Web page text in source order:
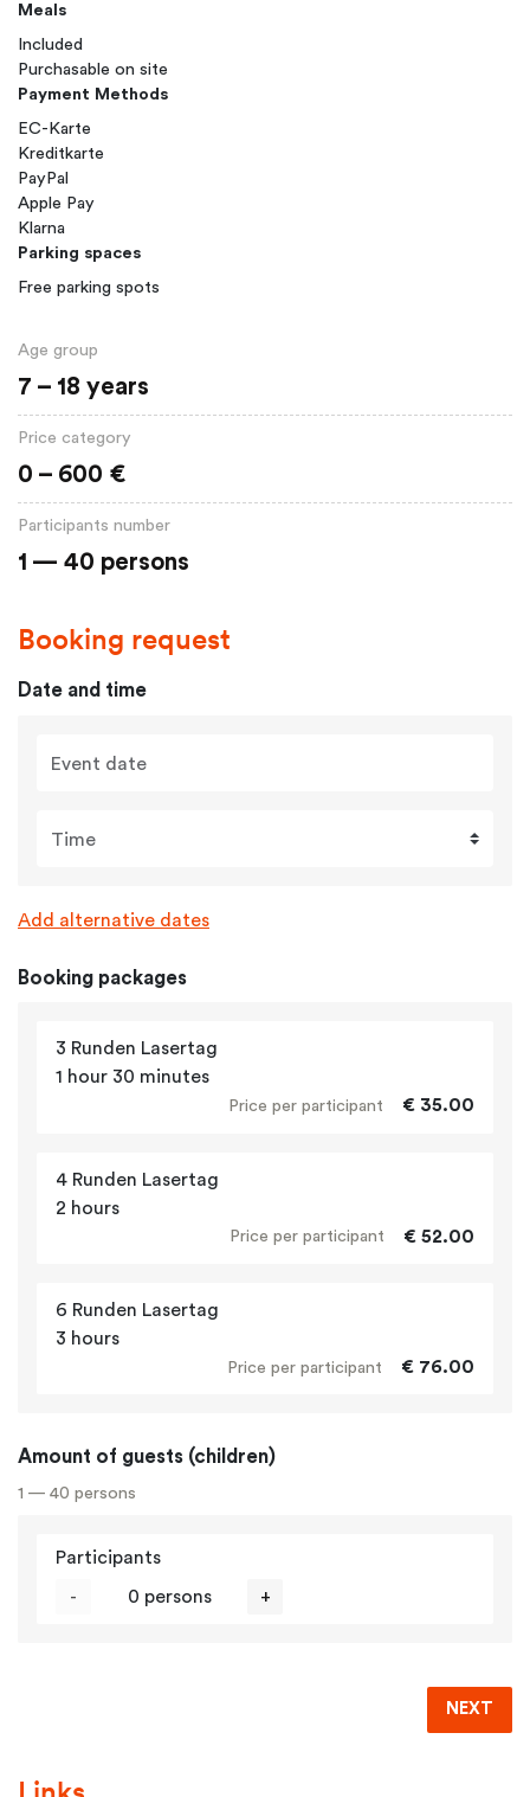
Meals
Included
Purchasable on site
Payment Methods
EC-Karte
Kreditkarte
PayPal
Apple Pay
Klarna
Parking spaces
Free parking spots
Age group
7 – 18 years
Price category
0 – 600 €
Participants number
1 — 40 persons
Booking request
Date and time
Event date
Time
Add alternative dates
Booking packages
3 Runden Lasertag
1 hour 30 minutes
Price per participant € 35.00
4 Runden Lasertag
2 hours
Price per participant € 52.00
6 Runden Lasertag
3 hours
Price per participant € 76.00
Amount of guests (children)
1 — 40 persons
Participants
- 0 persons +
NEXT